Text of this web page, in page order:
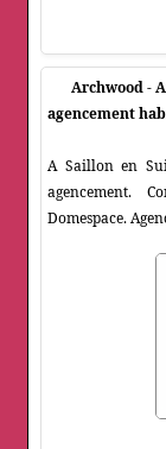
Archwood -
agencement
A Saillon en
agencement.
Domespace.